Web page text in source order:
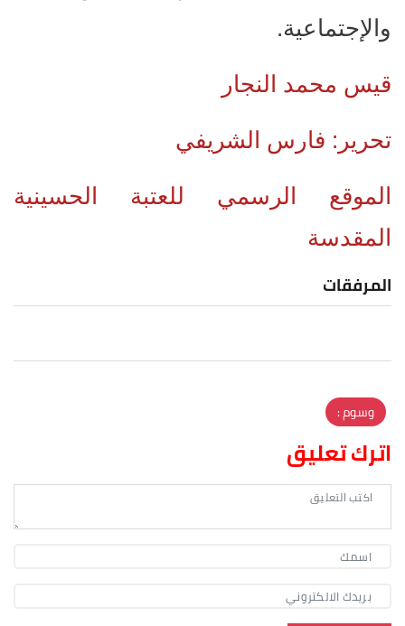
والإجتماعية.
قيس محمد النجار
تحرير: فارس الشريفي
الموقع الرسمي للعتبة الحسينية
المقدسة
المرفقات
وسوم :
اترك تعليق